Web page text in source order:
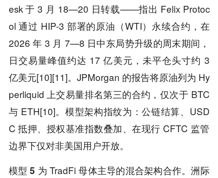
esk 于 3 月 18—20 日转载——指出 Felix Protoc
ol 通过 HIP-3 部署的原油（WTI）永续合约，在
2026 年 3 月 7—8 日中东局势升级的周末期间，
日交易量峰值约达 17 亿美元，未平仓头寸约 3
亿美元[10][11]。JPMorgan 的报告将原油列为 Hy
perliquid 上交易量排名第三的合约，仅次于 BTC
与 ETH[10]。模型架构指纹为：公链结算、USD
C 抵押、授权基准指数叠加、在现行 CFTC 监管
边界下仅对非美国用户开放。
模型 5 为 TradFi 母体主导的混合架构合作。洲际